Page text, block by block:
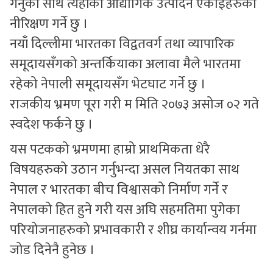
नीरिक्षण गर्ने छु ।
नयाँ दिल्लीमा भारतका विद्वतवर्ग तथा व्यापारिक
समूदायसँगको अन्तर्कियाका अलावा मैले भारतमा
रहेको नेपाली समूदायसँग भेटघाट गर्ने छु ।
राजकीय भ्रमण पूरा गरी म मिति २०७३ असोज ०२ गते
स्वदेश फर्कने छु ।
यस पटकको भ्रमणमा हाम्रो प्राथमिकता धेरै
विषयहरुको उठान गर्नुभन्दा असल नियतका साथ
नेपाल र भारतका बीच विश्वासको निर्माण गर्ने र
नेपालको हित हुने गरी यस अघि सहमतिमा पुगेका
परियोजनाहरुको प्रभावकारी र शीघ्र कार्यान्वय गर्नमा
जोड दिनेनै हुनेछ ।